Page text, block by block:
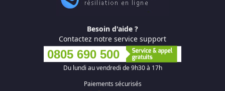
Besoin d'aide ?
Contactez notre service support
0805 690 500
Du lundi au vendredi de 9h30 à 17h
Paiements sécurisés